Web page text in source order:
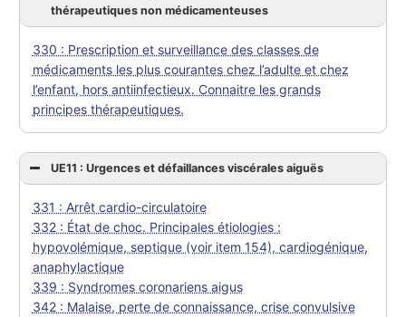
thérapeutiques non médicamenteuses
330 : Prescription et surveillance des classes de
médicaments les plus courantes chez l’adulte et chez
l’enfant, hors antiinfectieux. Connaitre les grands
principes thérapeutiques.
UE11 : Urgences et défaillances viscérales aiguës
331 : Arrêt cardio-circulatoire
332 : État de choc. Principales étiologies :
hypovolémique, septique (voir item 154), cardiogénique,
anaphylactique
339 : Syndromes coronariens aigus
342 : Malaise, perte de connaissance, crise convulsive